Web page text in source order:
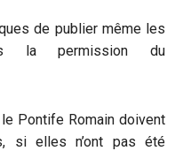
de publier même les
la permission du
Pontife Romain doivent
si elles n’ont pas été